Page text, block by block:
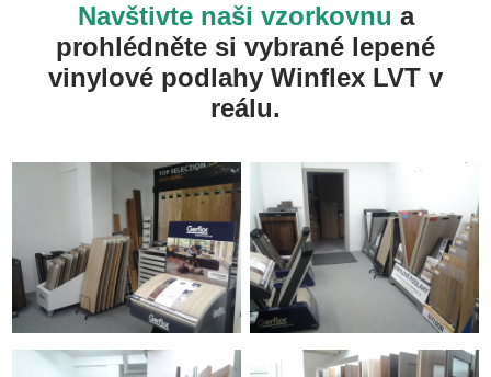
Navštivte naši vzorkovnu a
prohlédněte si vybrané lepené
vinylové podlahy Winflex LVT v
reálu.